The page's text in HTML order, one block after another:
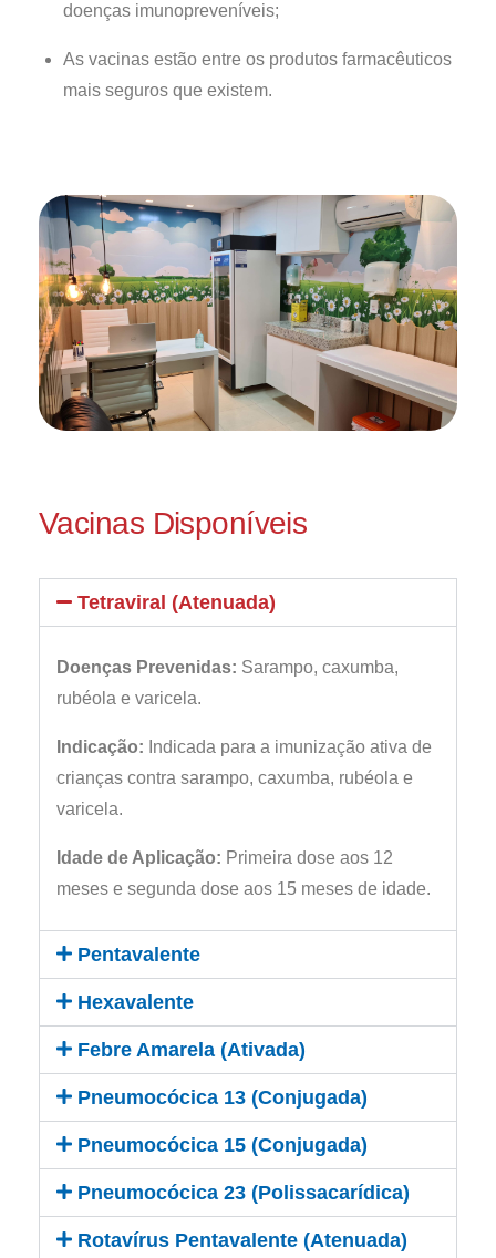
doenças imunopreveníveis;
As vacinas estão entre os produtos farmacêuticos
mais seguros que existem.
Vacinas Disponíveis
Tetraviral (Atenuada)
Doenças Prevenidas: Sarampo, caxumba,
rubéola e varicela.
Indicação: Indicada para a imunização ativa de
crianças contra sarampo, caxumba, rubéola e
varicela.
Idade de Aplicação: Primeira dose aos 12
meses e segunda dose aos 15 meses de idade.
Pentavalente
Hexavalente
Febre Amarela (Ativada)
Pneumocócica 13 (Conjugada)
Pneumocócica 15 (Conjugada)
Pneumocócica 23 (Polissacarídica)
Rotavírus Pentavalente (Atenuada)